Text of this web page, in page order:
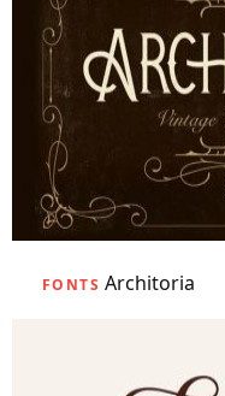
FONTS Architoria